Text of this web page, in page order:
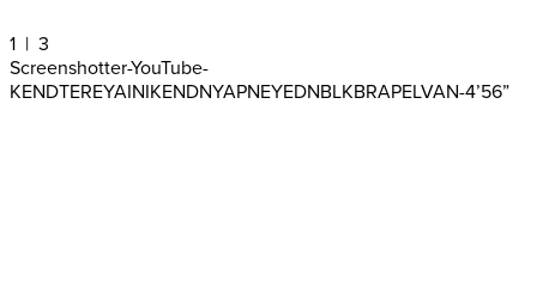
1 | 3
Screenshotter-YouTube-
KENDTEREYAINIKENDNYAPNEYEDNBLKBRAPELVAN-4’56”